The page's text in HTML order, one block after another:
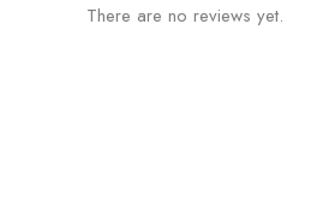
There are no reviews yet.